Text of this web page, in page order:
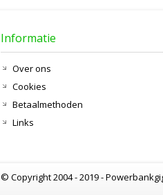
Informatie
Over ons
Cookies
Betaalmethoden
Links
© Copyright 2004 - 2019 -